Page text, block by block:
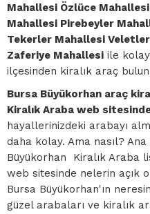
Mahallesi Özlüce
Mahallesi Pirebeyler
Tekerler Mahallesi
Zaferiye Mahallesi ile
ilçesinden kiralık araç
Bursa Büyükorhan araç
Kiralık Araba web
hayallerinizdeki arabayı
daha kolay. Ama nasıl?
Büyükorhan Kiralık Araba
web sitesinde nelerin açık
Bursa Büyükorhan'ın
güzel arabaları ve kiralık